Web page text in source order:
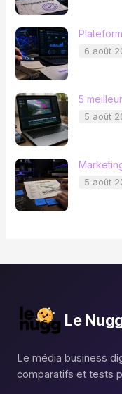
6 août
5
5 août
5 août
Le
Le média business
comparatifs et tests